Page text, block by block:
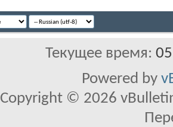
Текущее время:
Powered by
Copyright © 2026